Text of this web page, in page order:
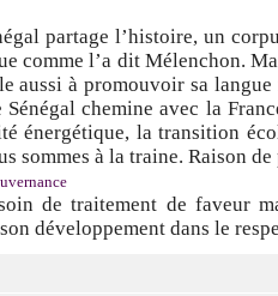
partage l’histoire, un
comme l’a dit Mélenchon.
aussi à promouvoir sa
chemine avec la
énergétique, la transition
sommes à la traine. Raison
de traitement de faveur
développement dans le